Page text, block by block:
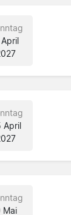
April
Mai